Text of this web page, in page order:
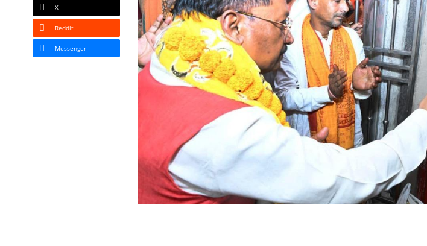
X
Reddit
Messenger